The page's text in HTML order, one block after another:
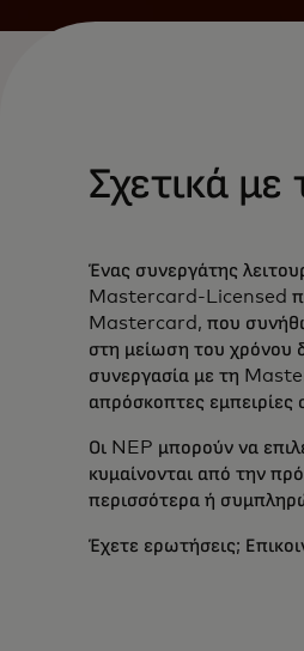
Σχετικά με
Ένας συνεργάτης
Mastercard-Licensed
Mastercard, που
στη μείωση του χρόνου
συνεργασία με τη
απρόσκοπτες
Οι NEP μπορούν να
κυμαίνονται από την
περισσότερα ή
Έχετε ερωτήσεις;